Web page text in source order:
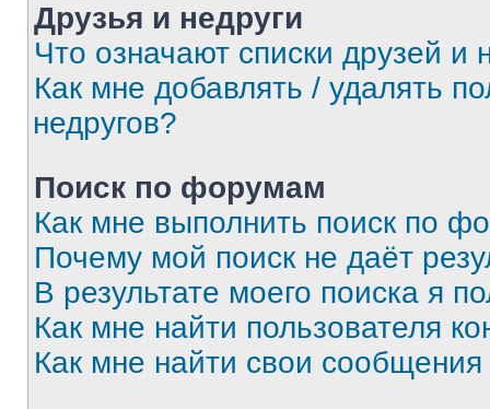
Друзья и недруги
Что означают списки друзей и
Как мне добавлять / удалять
недругов?
Поиск по форумам
Как мне выполнить поиск по
Почему мой поиск не даёт
В результате моего поиска я
Как мне найти пользователя
Как мне найти свои